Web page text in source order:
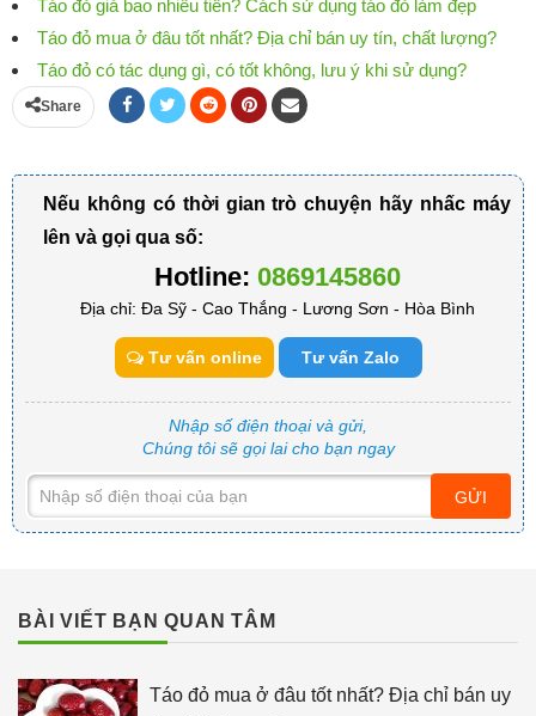
Táo đỏ giá bao nhiêu tiền? Cách sử dụng táo đỏ làm đẹp
Táo đỏ mua ở đâu tốt nhất? Địa chỉ bán uy tín, chất lượng?
Táo đỏ có tác dụng gì, có tốt không, lưu ý khi sử dụng?
Share
Nếu không có thời gian trò chuyện hãy nhấc máy
lên và gọi qua số:
Hotline: 0869145860
Địa chỉ: Đa Sỹ - Cao Thắng - Lương Sơn - Hòa Bình
Tư vấn online Tư vấn Zalo
Nhập số điện thoại và gửi,
Chúng tôi sẽ gọi lai cho bạn ngay
GỬI
BÀI VIẾT BẠN QUAN TÂM
Táo đỏ mua ở đâu tốt nhất? Địa chỉ bán uy